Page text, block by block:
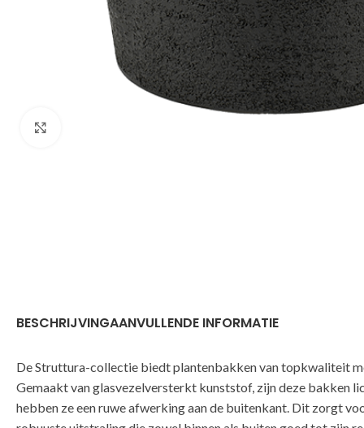
BESCHRIJVINGAANVULLENDE INFORMATIE
De Struttura-collectie biedt plantenbakken van topkwaliteit
Gemaakt van glasvezelversterkt kunststof, zijn deze bakken
hebben ze een ruwe afwerking aan de buitenkant. Dit zorgt